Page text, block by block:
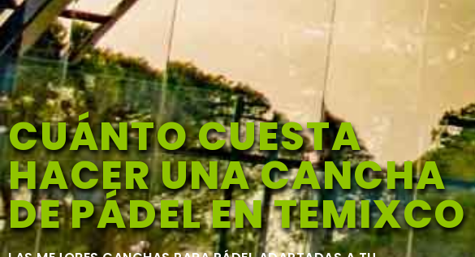
CUÁNTO CUESTA
HACER UNA CANCHA
DE PÁDEL EN TEMIXCO